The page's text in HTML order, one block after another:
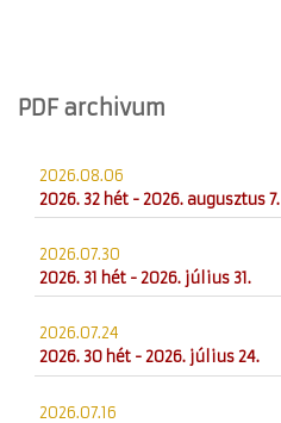
PDF archivum
2026.08.06
2026. 32 hét - 2026. augusztus 7.
2026.07.30
2026. 31 hét - 2026. július 31.
2026.07.24
2026. 30 hét - 2026. július 24.
2026.07.16